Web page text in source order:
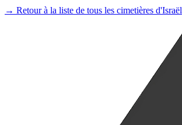
→ Retour à la liste de tous les cimetières d'Israël